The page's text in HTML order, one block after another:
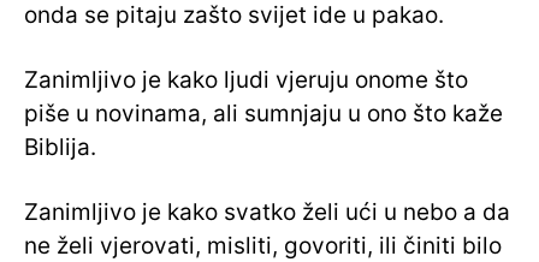
onda se pitaju zašto svijet ide u pakao.
Zanimljivo je kako ljudi vjeruju onome što
piše u novinama, ali sumnjaju u ono što kaže
Biblija.
Zanimljivo je kako svatko želi ući u nebo a da
ne želi vjerovati, misliti, govoriti, ili činiti bilo